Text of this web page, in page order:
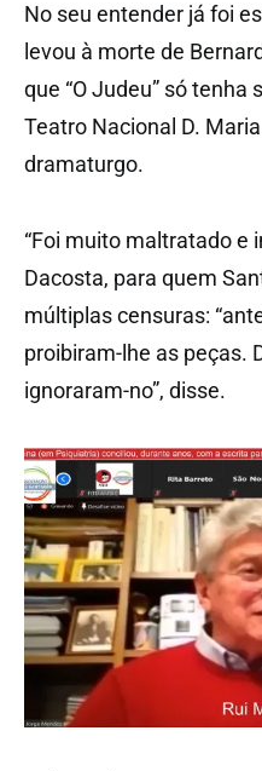
No seu entender já foi
levou à morte de
que “O Judeu” só tenha
Teatro Nacional D.
dramaturgo.
“Foi muito maltratado e
Dacosta, para quem
múltiplas censuras:
proibiram-lhe as peças.
ignoraram-no”, disse.